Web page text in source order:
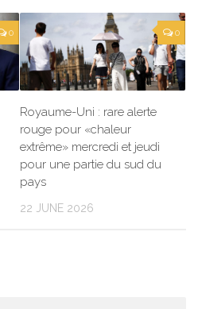
0 0
Royaume-Uni : rare alerte
rouge pour «chaleur
extrême» mercredi et jeudi
pour une partie du sud du
pays
22 JUNE 2026